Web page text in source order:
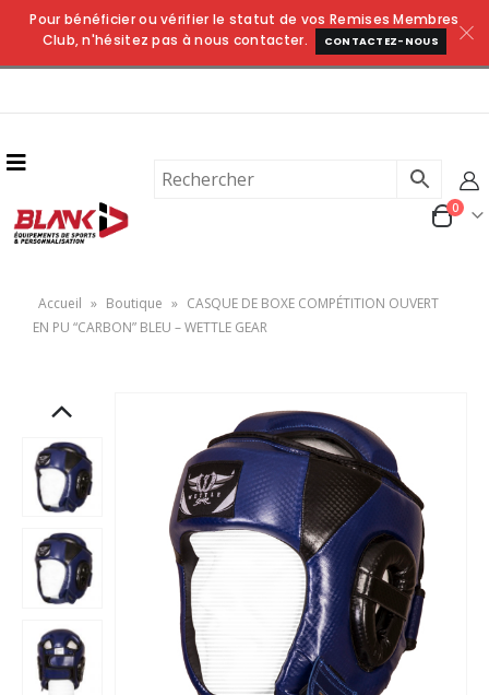
Pour bénéficier ou vérifier le statut de vos Remises Membres
Club, n'hésitez pas à nous contacter.
CONTACTEZ-NOUS
0
Accueil » Boutique » CASQUE DE BOXE COMPÉTITION OUVERT
EN PU “CARBON” BLEU – WETTLE GEAR